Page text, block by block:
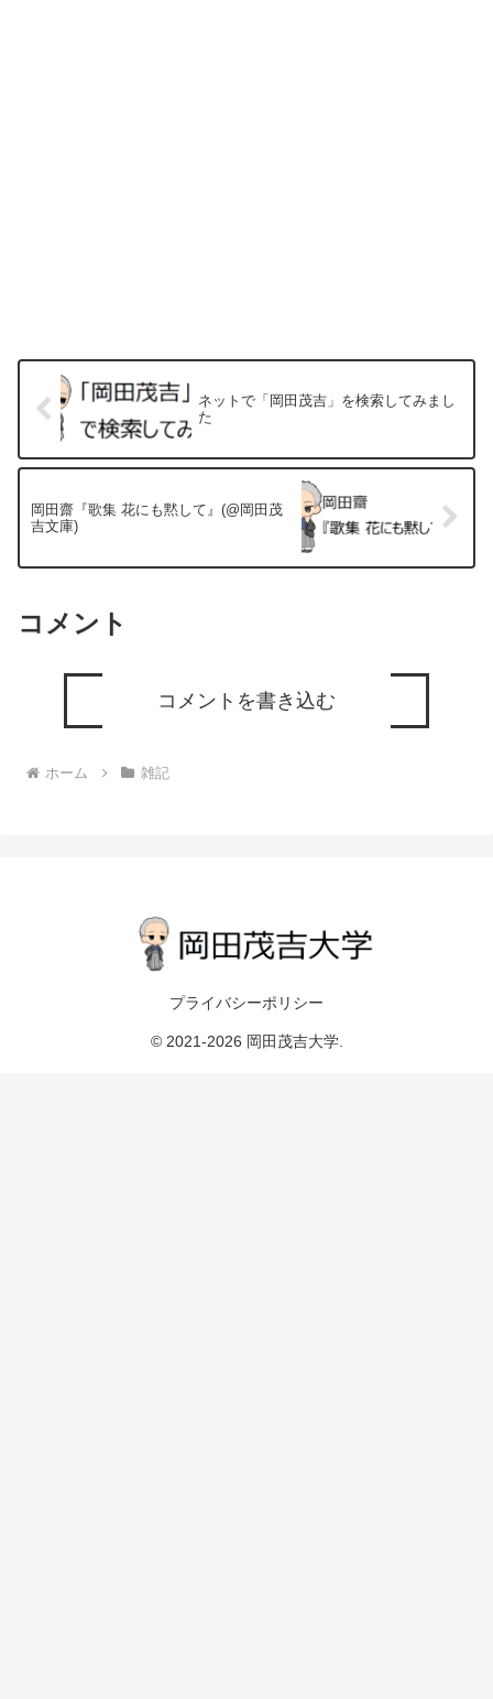
ネットで「岡田茂吉」を検索してみまし
た
岡田齋『歌集 花にも黙して』(@岡田茂
吉文庫)
コメント
コメントを書き込む
ホーム 雑記
プライバシーポリシー
© 2021-2026 岡田茂吉大学.